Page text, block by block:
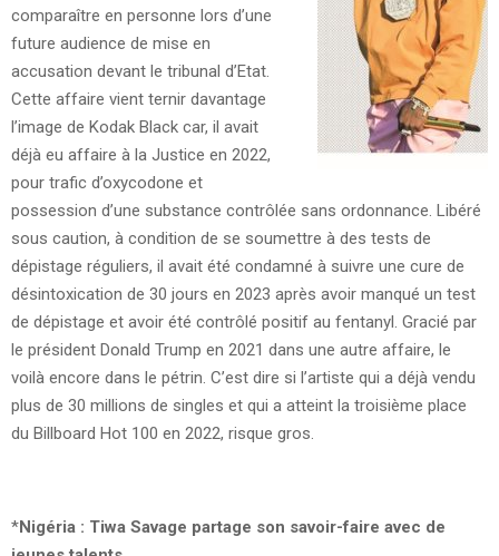
comparaître en personne lors d’une
future audience de mise en
accusation devant le tribunal d’Etat.
Cette affaire vient ternir davantage
l’image de Kodak Black car, il avait
déjà eu affaire à la Justice en 2022,
pour trafic d’oxycodone et
possession d’une substance contrôlée sans ordonnance. Libéré
sous caution, à condition de se soumettre à des tests de
dépistage réguliers, il avait été condamné à suivre une cure de
désintoxication de 30 jours en 2023 après avoir manqué un test
de dépistage et avoir été contrôlé positif au fentanyl. Gracié par
le président Donald Trump en 2021 dans une autre affaire, le
voilà encore dans le pétrin. C’est dire si l’artiste qui a déjà vendu
plus de 30 millions de singles et qui a atteint la troisième place
du Billboard Hot 100 en 2022, risque gros.
*Nigéria : Tiwa Savage partage son savoir-faire avec de